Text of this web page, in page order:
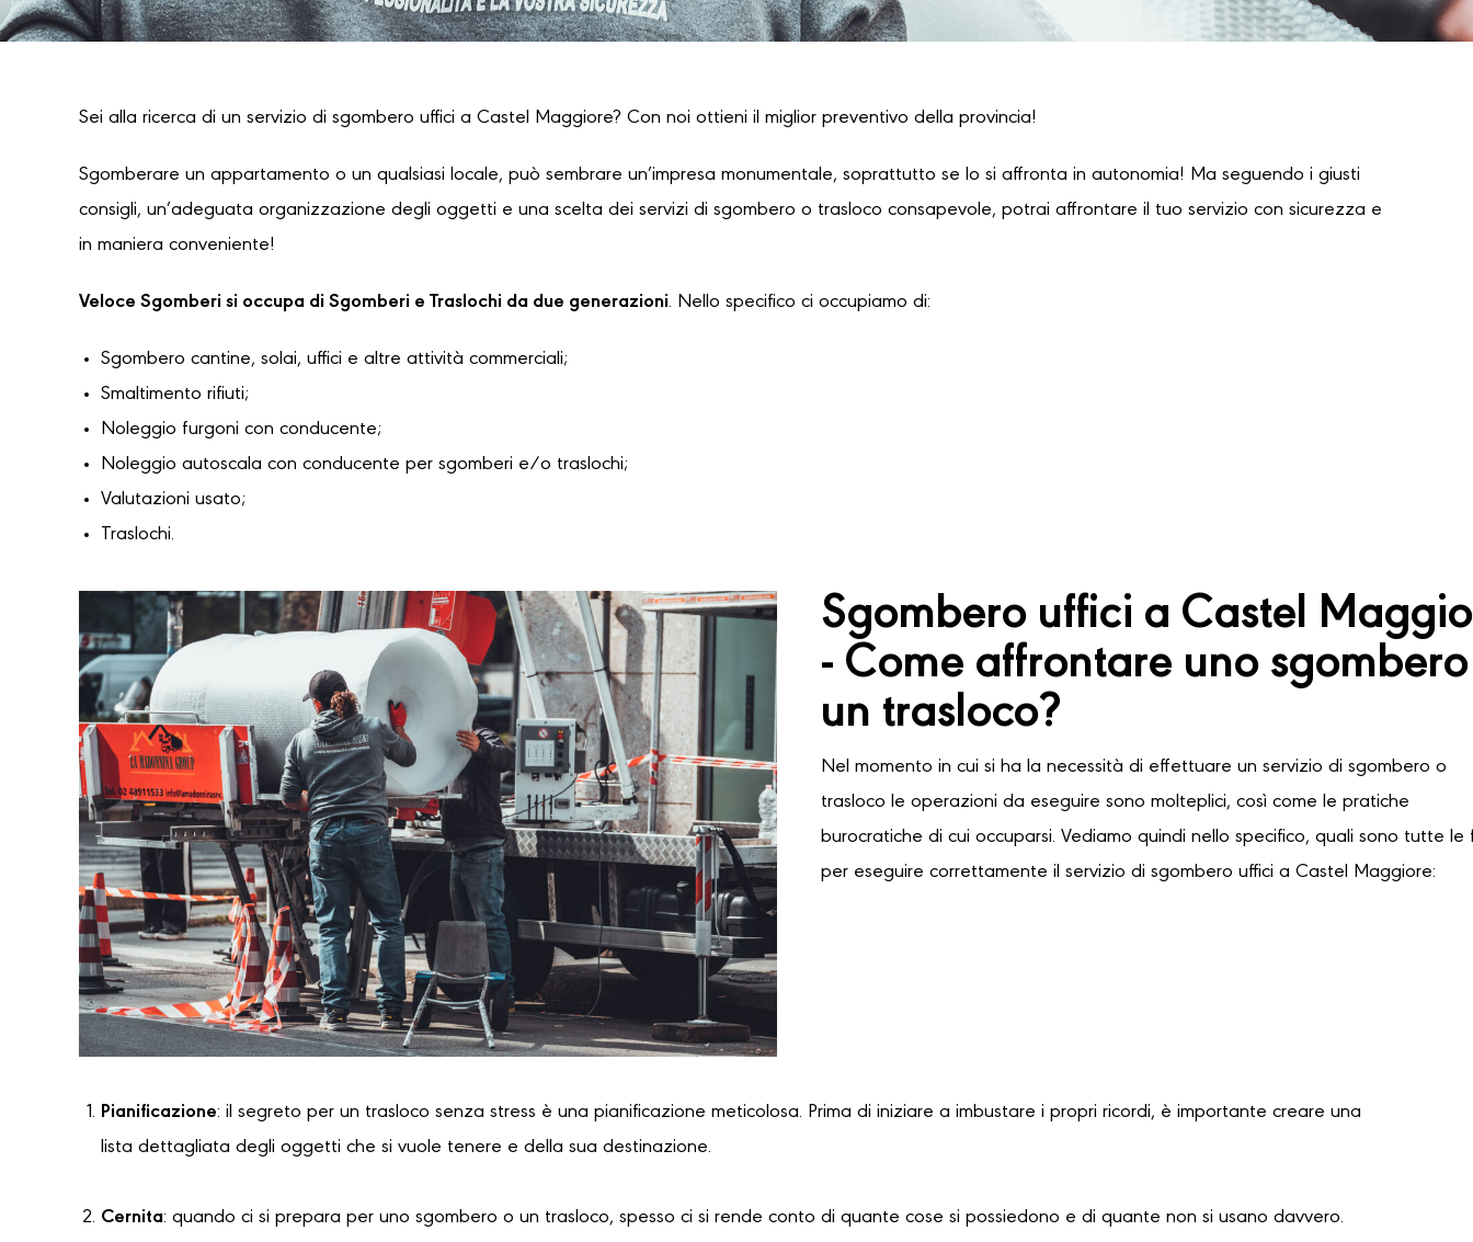
Sei alla ricerca di un servizio di sgombero uffici a Castel Maggiore? Con noi ottieni il miglior preventivo della provincia!
Sgomberare un appartamento o un qualsiasi locale, può sembrare un’impresa monumentale, soprattutto se lo si affronta in autonomia! Ma seguendo i giusti
consigli, un’adeguata organizzazione degli oggetti e una scelta dei servizi di sgombero o trasloco consapevole, potrai affrontare il tuo servizio con sicurezza e
in maniera conveniente!
Veloce Sgomberi si occupa di Sgomberi e Traslochi da due generazioni. Nello specifico ci occupiamo di:
Sgombero cantine, solai, uffici e altre attività commerciali;
Smaltimento rifiuti;
Noleggio furgoni con conducente;
Noleggio autoscala con conducente per sgomberi e/o traslochi;
Valutazioni usato;
Traslochi.
Sgombero uffici a Castel
- Come affrontare uno
un trasloco?
Nel momento in cui si ha la necessità di effettuare un servizio di sgombero o
trasloco le operazioni da eseguire sono molteplici, così come le pratiche
burocratiche di cui occuparsi. Vediamo quindi nello specifico, quali sono tutte le
per eseguire correttamente il servizio di sgombero uffici a Castel Maggiore:
Pianificazione: il segreto per un trasloco senza stress è una pianificazione meticolosa. Prima di iniziare a imbustare i propri ricordi, è importante creare una
lista dettagliata degli oggetti che si vuole tenere e della sua destinazione.
Cernita: quando ci si prepara per uno sgombero o un trasloco, spesso ci si rende conto di quante cose si possiedono e di quante non si usano davvero.